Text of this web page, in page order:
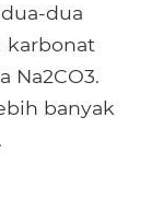
dua
karbonat
Na2CO3.
banyak